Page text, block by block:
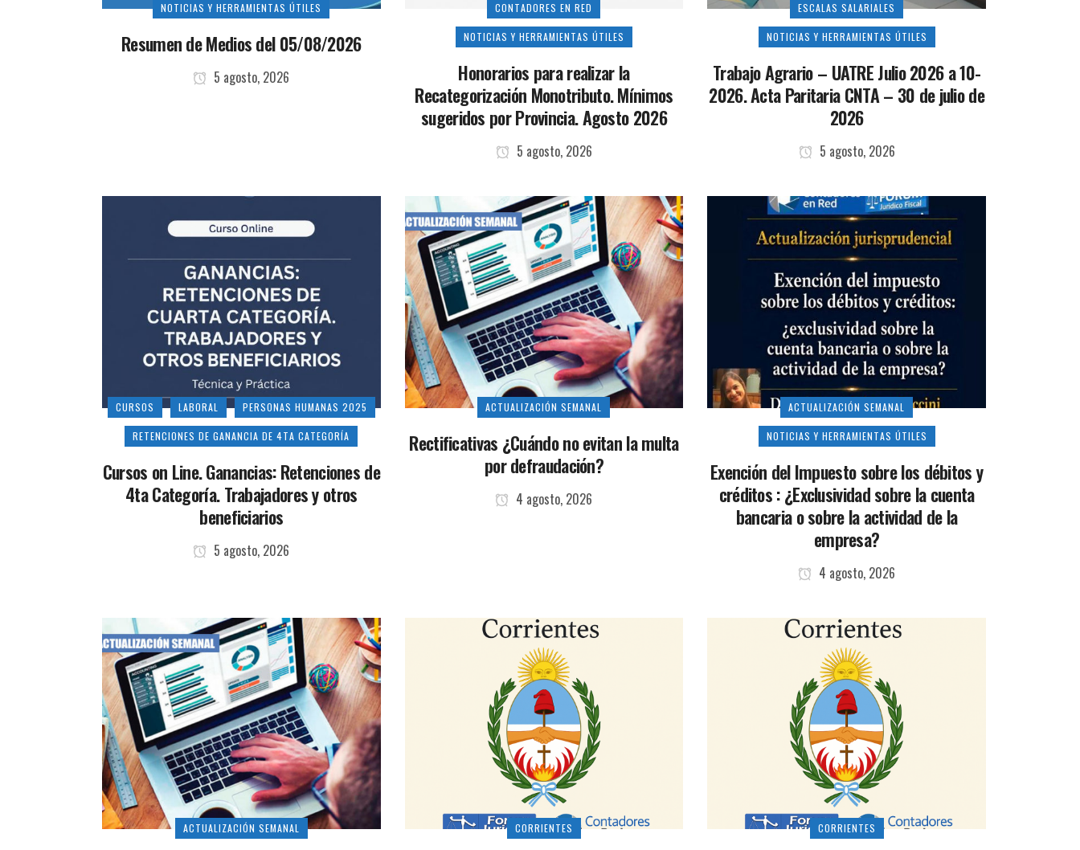
NOTICIAS Y HERRAMIENTAS ÚTILES
Resumen de Medios del 05/08/2026
5 agosto, 2026
CONTADORES EN RED
NOTICIAS Y HERRAMIENTAS ÚTILES
Honorarios para realizar la
Recategorización Monotributo. Mínimos
sugeridos por Provincia. Agosto 2026
5 agosto, 2026
ESCALAS SALARIALES
NOTICIAS Y HERRAMIENTAS ÚTILES
Trabajo Agrario – UATRE Julio 2026 a 10-
2026. Acta Paritaria CNTA – 30 de julio de
2026
5 agosto, 2026
CURSOS LABORAL PERSONAS HUMANAS 2025
RETENCIONES DE GANANCIA DE 4TA CATEGORÍA
Cursos on Line. Ganancias: Retenciones de
4ta Categoría. Trabajadores y otros
beneficiarios
5 agosto, 2026
ACTUALIZACIÓN SEMANAL
Rectificativas ¿Cuándo no evitan la multa
por defraudación?
4 agosto, 2026
ACTUALIZACIÓN SEMANAL
NOTICIAS Y HERRAMIENTAS ÚTILES
Exención del Impuesto sobre los débitos y
créditos : ¿Exclusividad sobre la cuenta
bancaria o sobre la actividad de la
empresa?
4 agosto, 2026
ACTUALIZACIÓN SEMANAL CORRIENTES CORRIENTES